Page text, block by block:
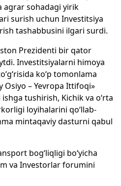
sohadagi yirik
surish uchun Investitsiya
tashabbusini ilgari surdi.
Prezidenti bir qator
Investitsiyalarni himoya
ko‘p tomonlama
Osiyo – Yevropa Ittifoqi»
tushirish, Kichik va o‘rta
loyihalarini qo‘llab-
mintaqaviy dasturni qabul
bog‘liqligi bo‘yicha
va Investorlar forumini